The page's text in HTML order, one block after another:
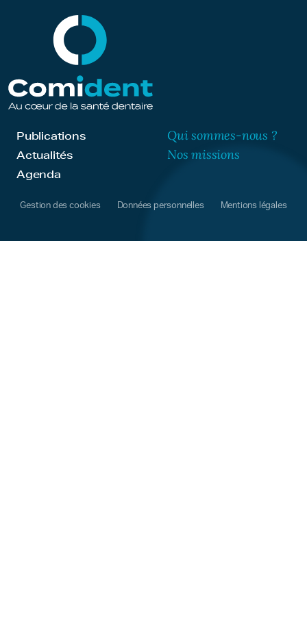
Publications
Actualités
Agenda
Qui sommes-nous ?
Nos missions
Gestion des cookies Données personnelles Mentions légales